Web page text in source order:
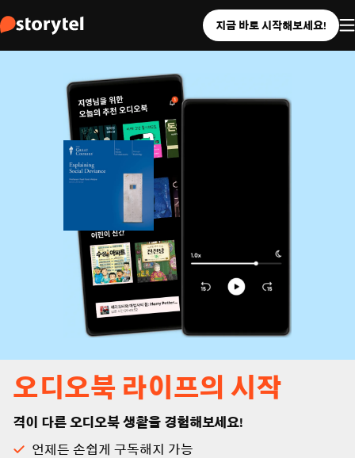
지금 바로 시작해보세요!
오디오북 라이프의 시작
격이 다른 오디오북 생활을 경험해보세요!
언제든 손쉽게 구독해지 가능